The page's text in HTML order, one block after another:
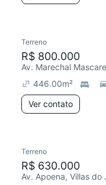
Terreno
R$ 800.000
Av. Marechal
446.00m²
Ver contato
Terreno
R$ 630.000
Av. Apoena, Villas do